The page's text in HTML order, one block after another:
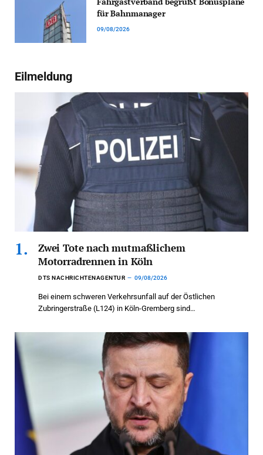
für Bahnmanager
09/08/2026
Eilmeldung
Zwei Tote nach mutmaßlichem
Motorradrennen in Köln
DTS NACHRICHTENAGENTUR 09/08/2026
Bei einem schweren Verkehrsunfall auf der Östlichen
Zubringerstraße (L124) in Köln-Gremberg sind…